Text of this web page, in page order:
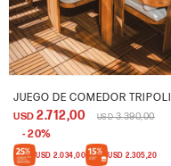
JUEGO DE COMEDOR TRIPOLI
USD 2.712,00 USD 3.390,00
20
USD 2.034,00 USD 2.305,20